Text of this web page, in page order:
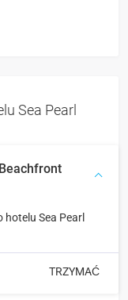
Sea Pearl
Sea Pearl
TRZYMAĆ